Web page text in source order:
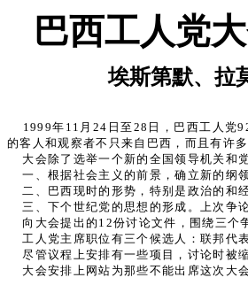
巴西工人党
埃斯第默、拉
1999年11月24日至28日，巴西工人党
的客人和观察者不只来自巴西，而且有许
大会除了选举一个新的全国领导机关和
一、根据社会主义的前景，确立新的纲
二、巴西现时的形势，特别是政治的和
三、下个世纪党的思想的形成。上次争
向大会提出的12份讨论文件，围绕三个
工人党主席职位有三个候选人：联邦代
尽管议程上安排有一些项目，讨论时被
大会安排上网站为那些不能出席这次大